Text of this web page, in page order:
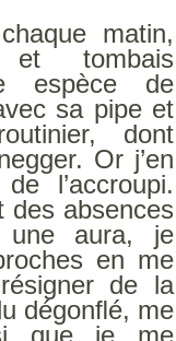
matin,
tombais
espèce de
sa pipe et
dont
Or j’en
l’accroupi.
des absences
une aura, je
en me
de la
dégonﬂé, me
que je me